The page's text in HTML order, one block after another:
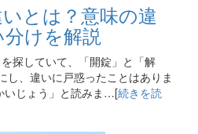
とは？意味の違
けを解説
探していて、「開錠」と「解
し、違いに戸惑ったことはありま
いじょう」と読みま…[続きを読